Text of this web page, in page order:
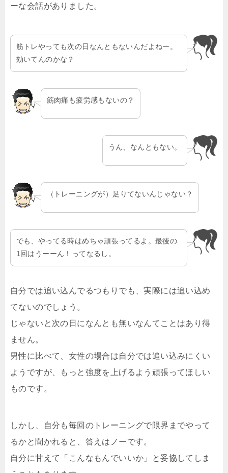
ーな会話がありました。
筋トレやっても次の日なんともないんだよねー。
効いてんのかな？
筋肉痛も疲労感もないの？
うん、なんともない。
（トレーニングが）足りてないんじゃない？
でも、やってる時はめちゃ頑張ってるよ。最後の
1回はうーーん！ってなるし。
自分では追い込んでるつもりでも、実際には追い込め
てないのでしょう。
じゃないと次の日になんとも無いなんてことはあり得
ません。
男性に比べて、女性の場合は自分では追い込みにくい
ようですが、もっと強度を上げるよう頑張ってほしい
ものです。
しかし、自分も毎回のトレーニングで限界までやって
るかと聞かれると、答えはノーです。
自分に甘えて「こんなもんでいいか」と妥協してしま